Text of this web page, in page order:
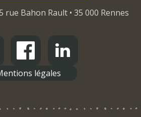
rue Bahon Rault • 35 000 Rennes
légales